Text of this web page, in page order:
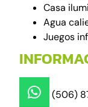
Casa
Agua
Juegos
(506)